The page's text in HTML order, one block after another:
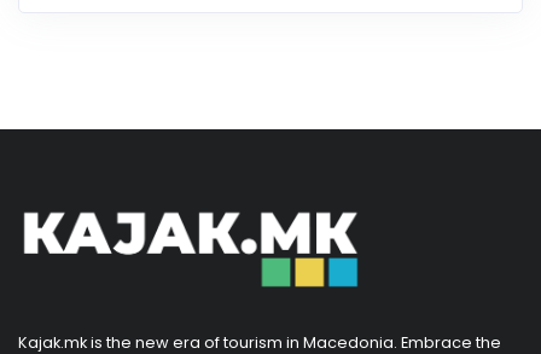
Kajak.mk is the new era of tourism in Macedonia. Embrace the